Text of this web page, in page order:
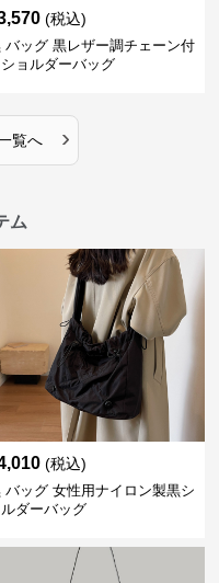
(税込)
バッグ 黒レザー調チェーン付
ショルダーバッグ
覧へ ›
ム
(税込)
バッグ 女性用ナイロン製黒シ
ルダーバッグ